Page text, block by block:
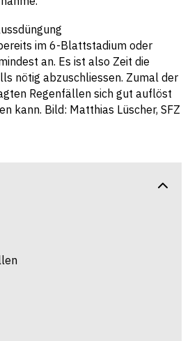
im 6-Blattstadium oder
an. Es ist also Zeit die
nötig abzuschliessen. Zumal der
Regenfällen sich gut auflöst
kann. Bild: Matthias Lüscher, SFZ